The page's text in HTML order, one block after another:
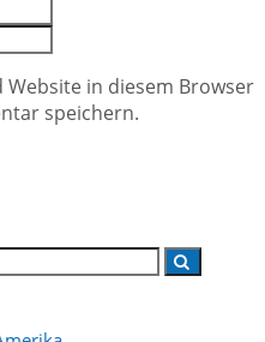
Website in diesem Browser
speichern.